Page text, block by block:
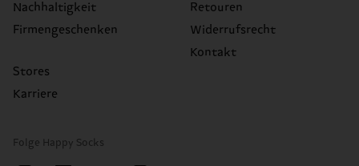
Nachhaltigkeit
Firmengeschenken
Stores
Karriere
Retouren
Widerrufsrecht
Kontakt
Folge Happy Socks